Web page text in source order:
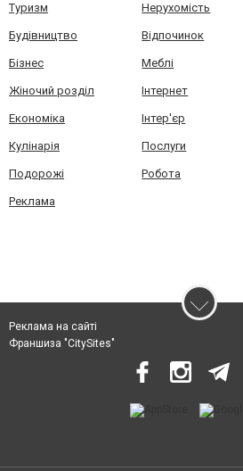
Туризм Нерухомість
Будівництво Відпочинок
Бізнес Меблі
Жіночий розділ Інтернет
Економіка Інтер'єр
Кулінарія Послуги
Подорожі Робота
Реклама
Реклама на сайті
Франшиза "CitySites"